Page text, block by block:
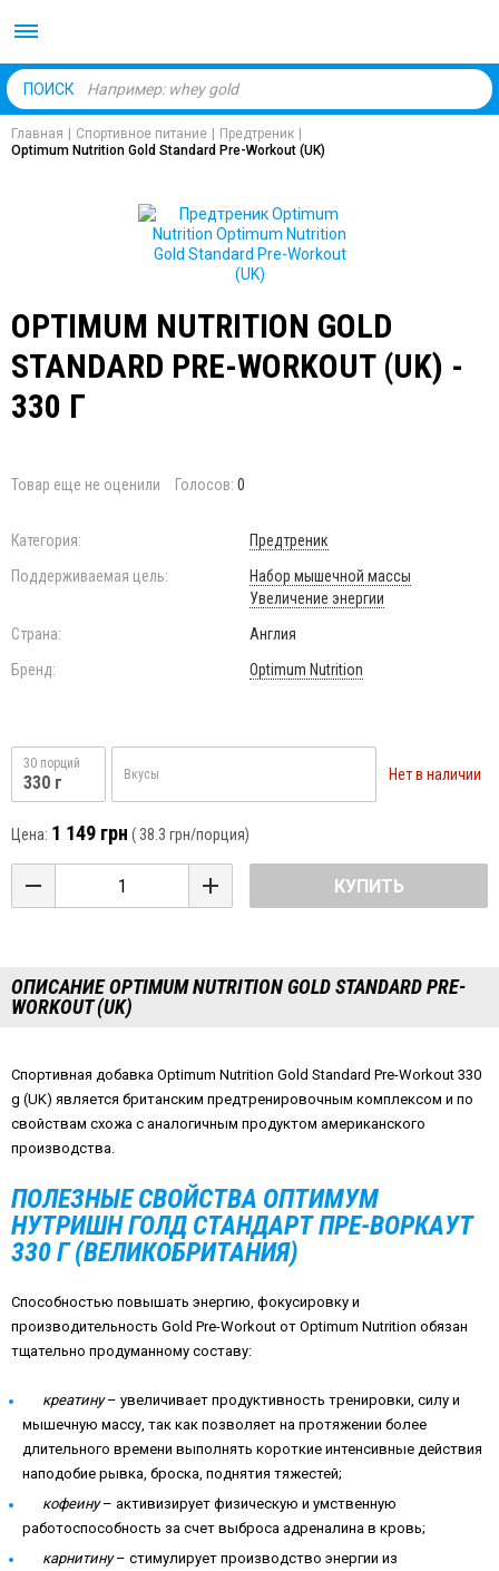
ПОИСК
Главная Спортивное питание Предтреник
Optimum Nutrition Gold Standard Pre-Workout (UK)
OPTIMUM NUTRITION GOLD
STANDARD PRE-WORKOUT (UK) -
330 Г
Товар еще не оценили Голосов: 0
Категория:
Предтреник
Поддерживаемая цель:
Набор мышечной массы
Увеличение энергии
Страна:
Англия
Бренд:
Optimum Nutrition
30 порций
330 г Вкусы Нет в наличии
Цена: 1 149 грн ( 38.3 грн/порция)
КУПИТЬ
ОПИСАНИЕ OPTIMUM NUTRITION GOLD STANDARD PRE-
WORKOUT (UK)
Спортивная добавка Optimum Nutrition Gold Standard Pre-Workout 330
g (UK) является британским предтренировочным комплексом и по
свойствам схожа с аналогичным продуктом американского
производства.
ПОЛЕЗНЫЕ СВОЙСТВА ОПТИМУМ
НУТРИШН ГОЛД СТАНДАРТ ПРЕ-ВОРКАУТ
330 Г (ВЕЛИКОБРИТАНИЯ)
Способностью повышать энергию, фокусировку и
производительность Gold Pre-Workout от Optimum Nutrition обязан
тщательно продуманному составу:
креатину– увеличивает продуктивность тренировки, силу и
мышечную массу, так как позволяет на протяжении более
длительного времени выполнять короткие интенсивные действия
наподобие рывка, броска, поднятия тяжестей;
кофеину– активизирует физическую и умственную
работоспособность за счет выброса адреналина в кровь;
карнитину– стимулирует производство энергии из